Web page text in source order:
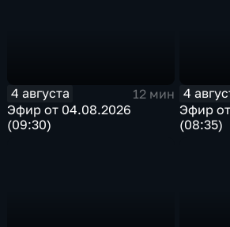
4 августа
12 мин
Эфир от 04.08.2026
(09:30)
4
Эфир
(08:35)